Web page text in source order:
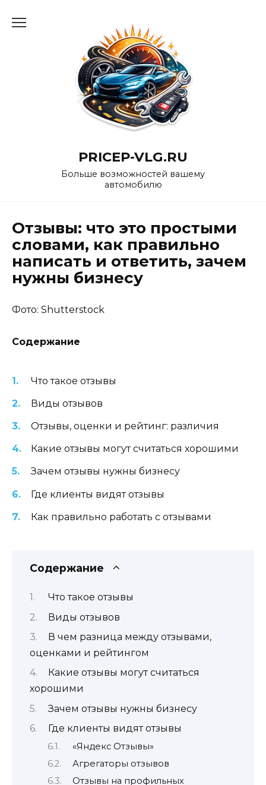
PRICEP-VLG.RU
Больше возможностей вашему
автомобилю
Отзывы: что это простыми
словами, как правильно
написать и ответить, зачем
нужны бизнесу
Фото: Shutterstock
Содержание
Что такое отзывы
Виды отзывов
Отзывы, оценки и рейтинг: различия
Какие отзывы могут считаться хорошими
Зачем отзывы нужны бизнесу
Где клиенты видят отзывы
Как правильно работать с отзывами
Содержание
Что такое отзывы
Виды отзывов
В чем разница между отзывами,
оценками и рейтингом
Какие отзывы могут считаться
хорошими
Зачем отзывы нужны бизнесу
Где клиенты видят отзывы
«Яндекс Отзывы»
Агрегаторы отзывов
Отзывы на профильных